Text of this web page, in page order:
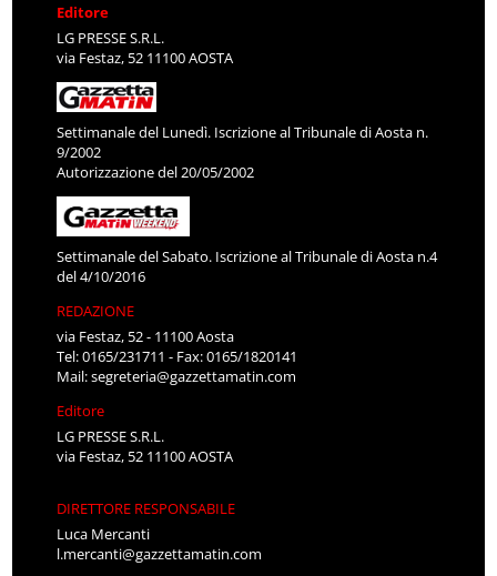
Editore
LG PRESSE S.R.L.
via Festaz, 52 11100 AOSTA
Settimanale del Lunedì. Iscrizione al Tribunale di Aosta n.
9/2002
Autorizzazione del 20/05/2002
Settimanale del Sabato. Iscrizione al Tribunale di Aosta n.4
del 4/10/2016
REDAZIONE
via Festaz, 52 - 11100 Aosta
Tel: 0165/231711 - Fax: 0165/1820141
Mail:segreteria@gazzettamatin.com
Editore
LG PRESSE S.R.L.
via Festaz, 52 11100 AOSTA
DIRETTORE RESPONSABILE
Luca Mercanti
l.mercanti@gazzettamatin.com